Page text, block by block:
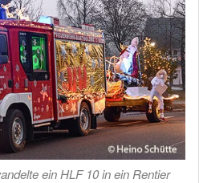
ein HLF 10 in ein Rentier